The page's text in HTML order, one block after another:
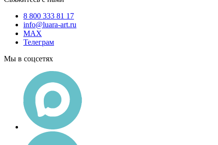
8 800 333 81 17
info@luara-art.ru
MAX
Телеграм
Мы в соцсетях